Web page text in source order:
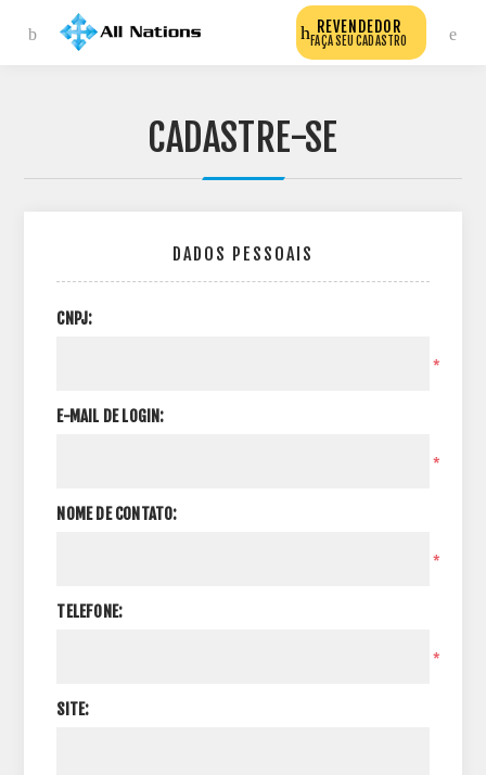
REVENDEDOR
FAÇA SEU CADASTRO
CADASTRE-SE
DADOS PESSOAIS
CNPJ:
*
E-MAIL DE LOGIN:
*
NOME DE CONTATO:
*
TELEFONE:
*
SITE: